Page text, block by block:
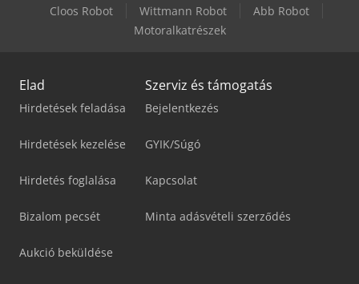
Cloos Robot
Wittmann Robot
Abb Robot
Motoralkatrészek
Elad
Hirdetések feladása
Hirdetések kezelése
Hirdetés foglalása
Bizalom pecsét
Aukció beküldése
Szerviz és támogatás
Bejelentkezés
GYIK/Súgó
Kapcsolat
Minta adásvételi szerződés